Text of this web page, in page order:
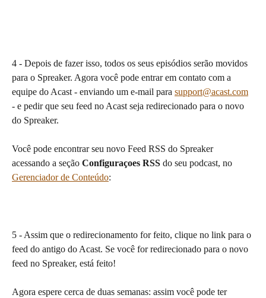
4 - Depois de fazer isso, todos os seus episódios serão movidos
para o Spreaker. Agora você pode entrar em contato com a
equipe do Acast - enviando um e-mail para support@acast.com
- e pedir que seu feed no Acast seja redirecionado para o novo
do Spreaker.
Você pode encontrar seu novo Feed RSS do Spreaker
acessando a seção Configuraçoes RSS do seu podcast, no
Gerenciador de Conteúdo:
5 - Assim que o redirecionamento for feito, clique no link para o
feed do antigo do Acast. Se você for redirecionado para o novo
feed no Spreaker, está feito!
Agora espere cerca de duas semanas: assim você pode ter